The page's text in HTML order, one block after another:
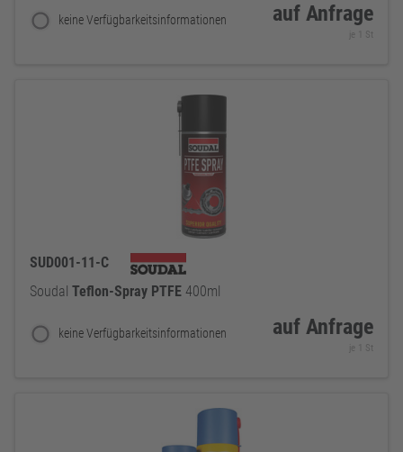
keine Verfügbarkeitsinformationen auf Anfrage
je 1 St
SUD001-11-C
Soudal Teflon-Spray PTFE 400ml
keine Verfügbarkeitsinformationen auf Anfrage
je 1 St